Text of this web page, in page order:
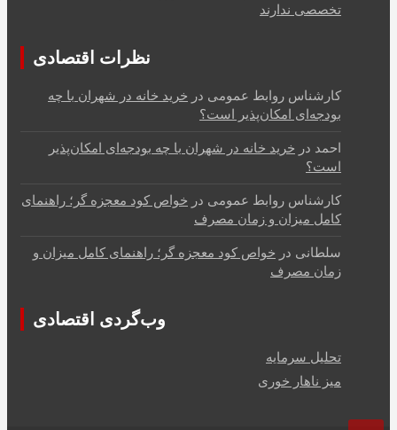
تخصصی ندارند
نظرات اقتصادی
کارشناس روابط عمومی در خرید خانه در شهران با چه
بودجه‌ای امکان‌پذیر است؟
احمد در خرید خانه در شهران با چه بودجه‌ای امکان‌پذیر
است؟
کارشناس روابط عمومی در خواص کود معجزه گر؛ راهنمای
کامل میزان و زمان مصرف
سلطانی در خواص کود معجزه گر؛ راهنمای کامل میزان و
زمان مصرف
وب‌گردی اقتصادی
تحلیل سرمایه
میز ناهار خوری